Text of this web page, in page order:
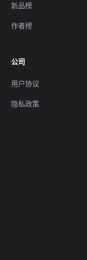
新品榜
作者榜
公司
用户协议
隐私政策